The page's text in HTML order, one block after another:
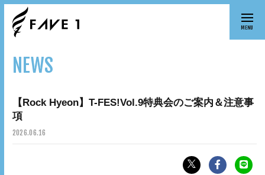
MENU
NEWS
【Rock Hyeon】T-FES!Vol.9特典会のご案内＆注意事
項
2026.06.16